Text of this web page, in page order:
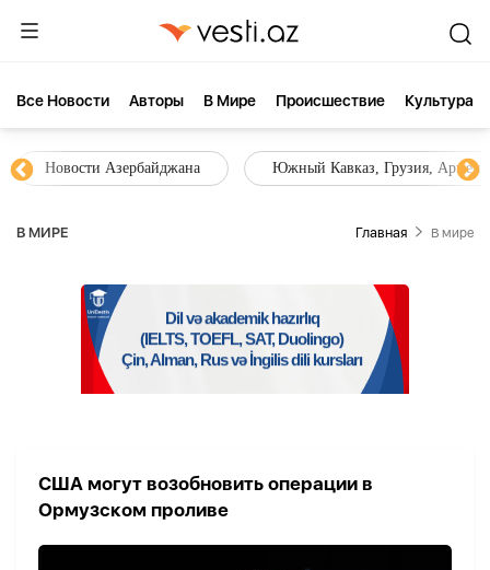
Все Новости Aвторы В Мире Происшествие Культура
Новости Азербайджана Южный Кавказ, Грузия,
В МИРЕ Главная В мире
США могут возобновить операции в
Ормузском проливе